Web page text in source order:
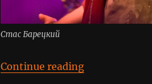
Стас Барецкий
Continue reading“Ленинград